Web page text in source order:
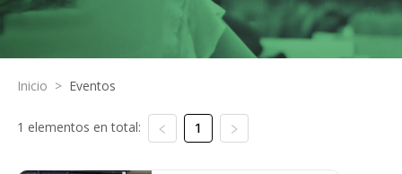
Inicio > Eventos
1 elementos en total: 1